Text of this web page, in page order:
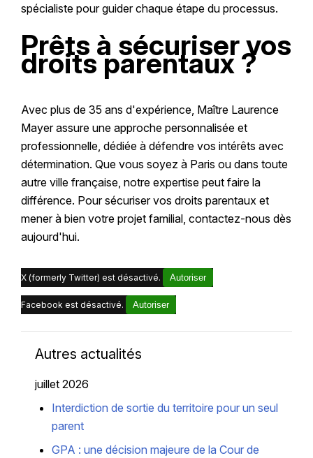
spécialiste pour guider chaque étape du processus.
Prêts à sécuriser vos
droits parentaux ?
Avec plus de 35 ans d'expérience, Maître Laurence
Mayer assure une approche personnalisée et
professionnelle, dédiée à défendre vos intérêts avec
détermination. Que vous soyez à Paris ou dans toute
autre ville française, notre expertise peut faire la
différence. Pour sécuriser vos droits parentaux et
mener à bien votre projet familial, contactez-nous dès
aujourd'hui.
X (formerly Twitter) est désactivé. Autoriser
Facebook est désactivé. Autoriser
Autres actualités
juillet 2026
Interdiction de sortie du territoire pour un seul
parent
GPA : une décision majeure de la Cour de